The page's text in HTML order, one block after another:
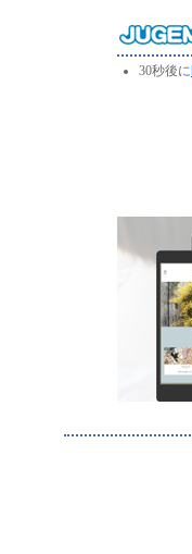
30秒後に